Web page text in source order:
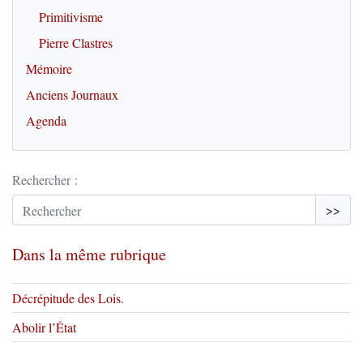
Primitivisme
Pierre Clastres
Mémoire
Anciens Journaux
Agenda
Rechercher :
>>
Dans la même rubrique
Décrépitude des Lois.
Abolir l’État